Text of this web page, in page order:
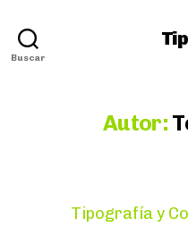
Buscar
Autor:
Tipografía y